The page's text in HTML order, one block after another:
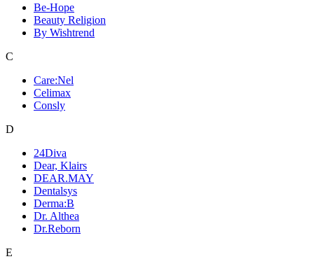
Be-Hope
Beauty Religion
By Wishtrend
C
Care:Nel
Celimax
Consly
D
24Diva
Dear, Klairs
DEAR.MAY
Dentalsys
Derma:B
Dr. Althea
Dr.Reborn
E